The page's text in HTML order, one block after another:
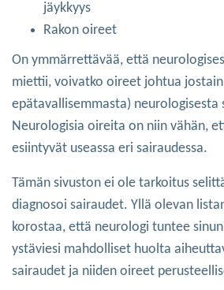
jäykkyys
Rakon oireet
On ymmärrettävää, että
miettii, voivatko oireet johtua
epätavallisemmasta) neurologisesta
Neurologisia oireita on niin vähän,
esiintyvät useassa eri sairaudessa.
Tämän sivuston ei ole tarkoitus
diagnosoi sairaudet. Yllä olevan
korostaa, että neurologi tuntee
ystäviesi mahdolliset huolta
sairaudet ja niiden oireet